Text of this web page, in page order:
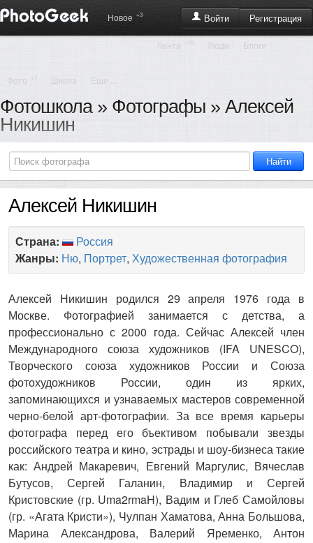
Войти Регистрация
Новое +3
Лента +19 Люди Блоги
Фото Школа Еще ...
Фотошкола» Фотографы » Алексей
Никишин
Алексей Никишин
Страна:
Россия
Жанры: Ню, Портрет, Художественная фотография
Алексей Никишин родился 29 апреля 1976 года в
Москве. Фотографией занимается с детства, а
профессионально с 2000 года. Сейчас Алексей член
Международного союза художников (IFA UNESCO),
Творческого союза художников России и Союза
фотохудожников России, один из ярких,
запоминающихся и узнаваемых мастеров современной
черно-белой арт-фотографии. За все время карьеры
фотографа перед его бъективом побывали звезды
российского театра и кино, эстрады и шоу-бизнеса такие
как: Андрей Макаревич, Евгений Маргулис, Вячеслав
Бутусов, Сергей Галанин, Владимир и Сергей
Кристовские (гр. Uma2rmaH), Вадим и Глеб Самойловы
(гр. «Агата Кристи»), Чулпан Хаматова, Анна Большова,
Марина Александрова, Валерий Яременко, Антон